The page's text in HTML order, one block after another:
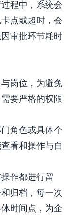
程中，系统会
点或超时，会
审批环节耗时
岗位，为避免
要严格的权限
角色或具体个
看和操作与自
作都进行留
归档，每一次
时间点，为企